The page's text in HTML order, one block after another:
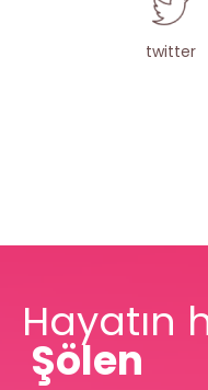
twitter
Hayatın
Şölen